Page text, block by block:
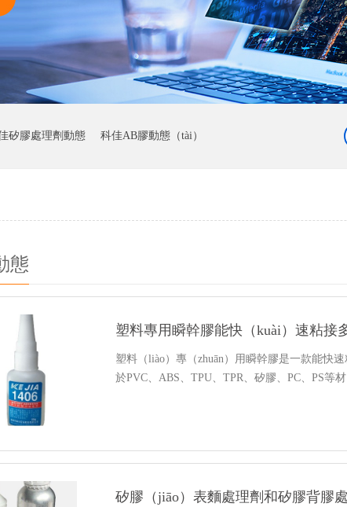
矽膠處理劑動態 科佳AB膠動態（tài）
態
塑料專用瞬幹膠能快（kuài）速粘接
塑料（liào）專（zhuān）用瞬幹膠是一款能快
於PVC、ABS、TPU、TPR、矽膠、PC、PS等
矽膠（jiāo）表麵處理劑和矽膠背膠